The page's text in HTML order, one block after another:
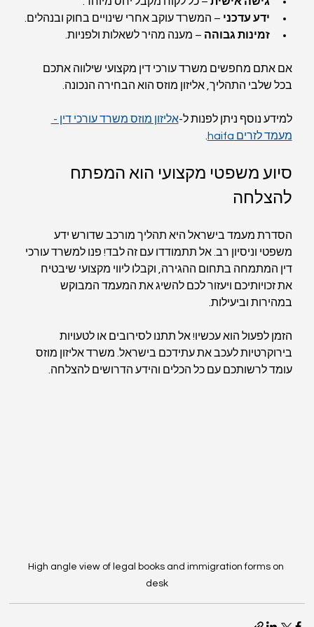
ידע עדכני – המשרד עוקב אחרי שינויים בחוק ובנהלים.
זמינות גבוהה – מענה מהיר לשאלות ולפניות.
אם אתם מחפשים משרד עורכי דין מקצועי שילווה אתכם
בכל שלבי התהליך, אליזון מוזס הוא הבחירה הנכונה.
למידע נוסף ניתן לפנות ל-אליזון מוזס משרד עורכי דין -
מעמד לזרים haifa
.
סיוע משפטי מקצועי הוא המפתח
להצלחה
הסדרת מעמד בישראל היא תהליך מורכב שדורש ידע
משפטי וניסיון רב. אל תתמודדו עם זה לבד! פנו למשרד עורכי
דין המתמחה בתחום ההגירה, וקבלו ליווי מקצועי שיבטיח
את זכויותיכם ויעזור לכם להשיג את המעמד המבוקש
במהירות וביעילות.
הזמן לפעול הוא עכשיו! אל תתנו לסירובים או לטעויות
בירוקרטיות לעכב את עתידכם בישראל. משרד אליזון מוזס
עומד לרשותכם עם כל הכלים והידע הדרושים להצלחה.
High angle view of legal books and immigration forms on
desk